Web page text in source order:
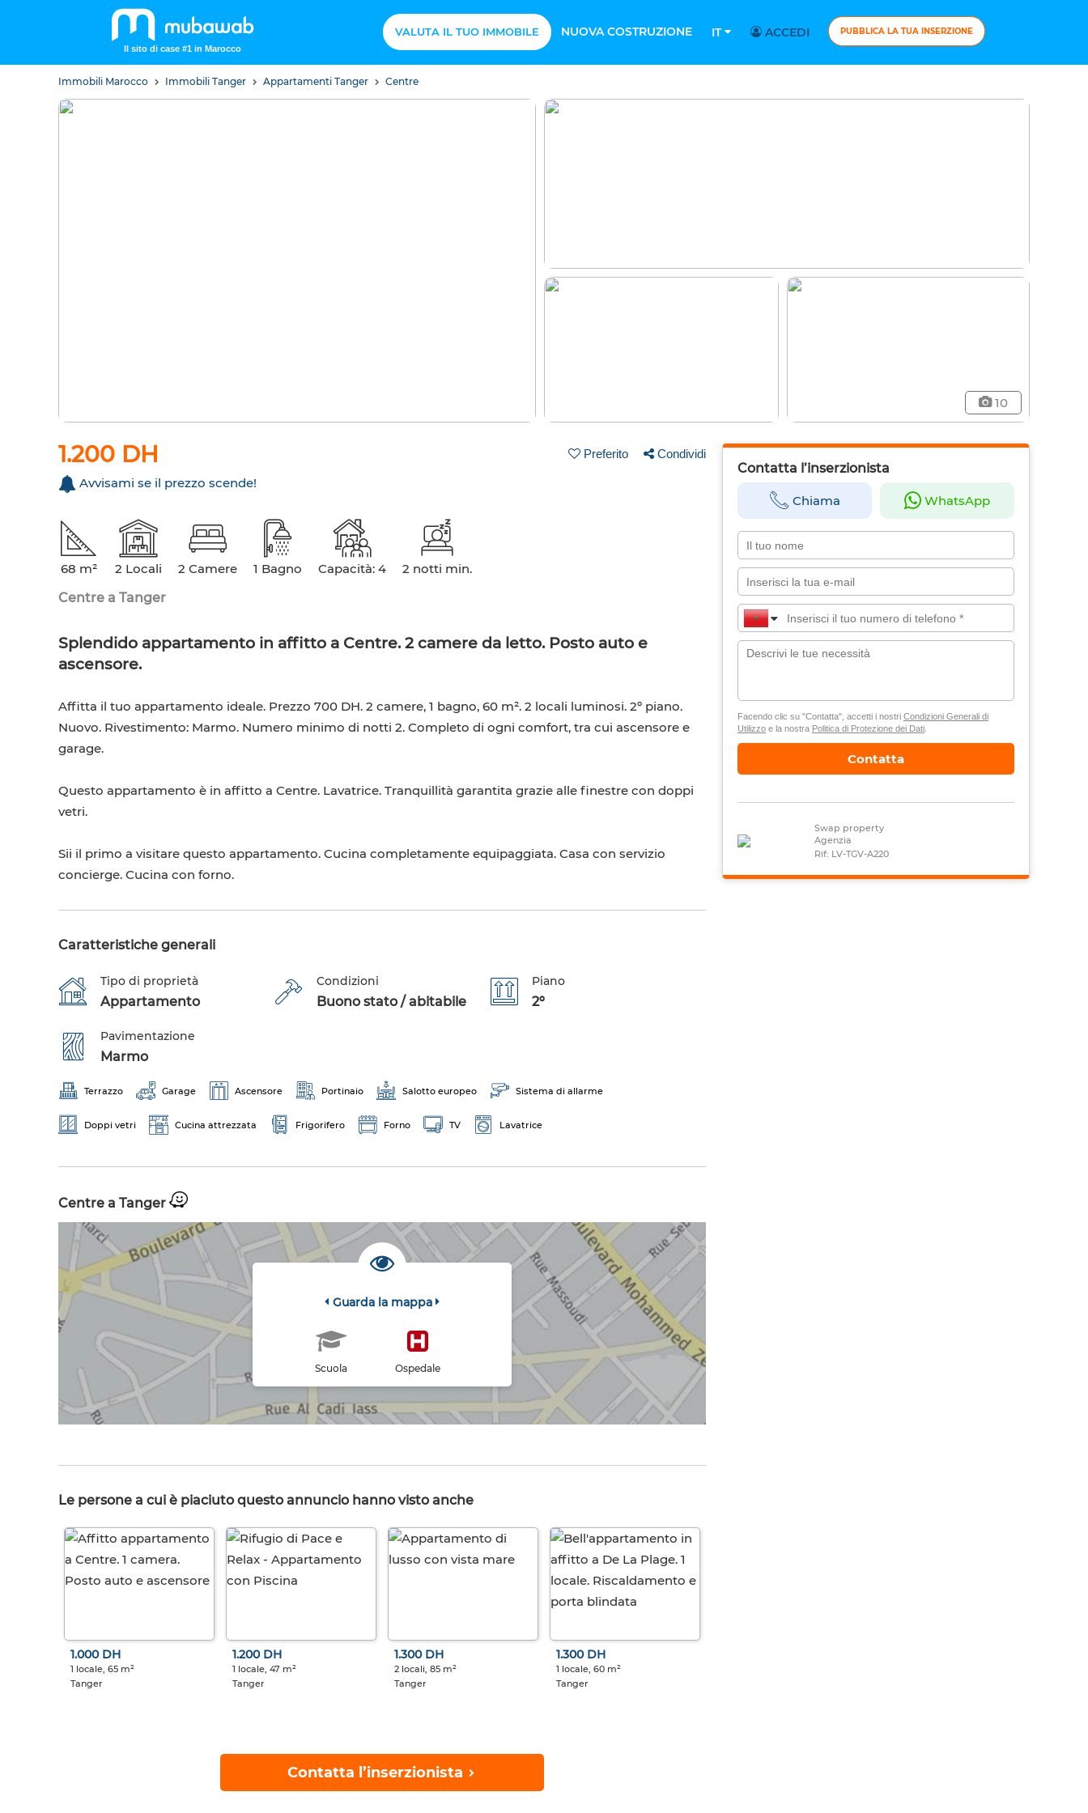
Il sito di case #1 in Marocco
VALUTA IL TUO IMMOBILE NUOVA COSTRUZIONE IT ACCEDI PUBBLICA LA TUA INSERZIONE
Immobili Marocco Immobili Tanger Appartamenti Tanger Centre
10
1.200 DH Preferito Condividi
Avvisami se il prezzo scende!
68 m² 2 Locali 2 Camere 1 Bagno Capacità: 4
2 notti min.
Centre a Tanger
Splendido appartamento in affitto a Centre. 2 camere da letto. Posto auto e
ascensore.
Affitta il tuo appartamento ideale. Prezzo 700 DH. 2 camere, 1 bagno, 60 m². 2 locali luminosi. 2º piano.
Nuovo. Rivestimento: Marmo. Numero minimo di notti 2. Completo di ogni comfort, tra cui ascensore e
garage.
Questo appartamento è in affitto a Centre. Lavatrice. Tranquillità garantita grazie alle finestre con doppi
vetri.
Sii il primo a visitare questo appartamento. Cucina completamente equipaggiata. Casa con servizio
concierge. Cucina con forno.
Caratteristiche generali
Tipo di proprietà
Appartamento
Condizioni
Buono stato / abitabile
Piano
2º
Pavimentazione
Marmo
Terrazzo Garage Ascensore Portinaio Salotto europeo Sistema di allarme
Doppi vetri Cucina attrezzata Frigorifero Forno TV Lavatrice
Centre a Tanger
Guarda la mappa
Scuola Ospedale
Le persone a cui è piaciuto questo annuncio hanno visto anche
1.000 DH
1 locale, 65 m²
Tanger
1.200 DH
1 locale, 47 m²
Tanger
1.300 DH
2 locali, 85 m²
Tanger
1.300 DH
1 locale, 60 m²
Tanger
Contatta l’inserzionista
Contatta l’inserzionista
Chiama WhatsApp
Facendo clic su "Contatta", accetti i nostri Condizioni Generali di
Utilizzoe la nostra Politica di Protezione dei Dati.
Contatta
Swap property
Agenzia
Rif: LV-TGV-A220